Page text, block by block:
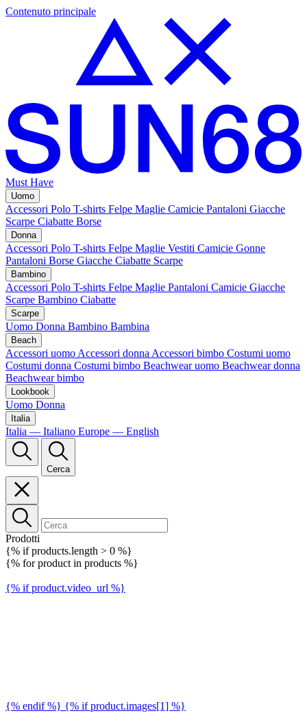
Contenuto principale
Must Have
Uomo
Accessori Polo T-shirts Felpe Maglie Camicie Pantaloni Giacche
Scarpe Ciabatte Borse
Donna
Accessori Polo T-shirts Felpe Maglie Vestiti Camicie Gonne
Pantaloni Borse Giacche Ciabatte Scarpe
Bambino
Accessori Polo T-shirts Felpe Maglie Pantaloni Camicie Giacche
Scarpe Bambino Ciabatte
Scarpe
Uomo Donna Bambino Bambina
Beach
Accessori uomo Accessori donna Accessori bimbo Costumi uomo
Costumi donna Costumi bimbo Beachwear uomo Beachwear donna
Beachwear bimbo
Lookbook
Uomo Donna
Italia
Italia — Italiano Europe — English
Cerca
Prodotti
{% if products.length > 0 %}
{% for product in products %}
{% if product.video_url %}
{% endif %} {% if product.images[1] %}